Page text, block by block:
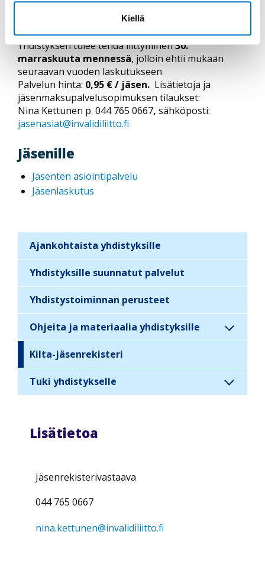
Kiellä
S
d
a
n
Ajankohtaista yhdistyksille
Yhdistyksille suunnatut palvelut
Yhdistystoiminnan perusteet
Ohjeita ja materiaalia yhdistyksille
Kilta-jäsenrekisteri
Tuki yhdistykselle
Lisätietoa
Jäsenrekisterivastaava
044 765 0667
nina.kettunen@invalidiliitto.fi
Liittyminen palveluun:
Yhdistyksen tulee tehdä liittyminen30.
marraskuuta mennessä, jolloin ehtii mukaan
seuraavan vuoden laskutukseen
Palvelun hinta: 0,95 € / jäsen. Lisätietoja ja
jäsenmaksupalvelusopimuksen tilaukset:
Nina Kettunen p. 044 765 0667, sähköposti:
jasenasiat@invalidiliitto.fi
Jäsenille
Jäsenten asiointipalvelu
Jäsenlaskutus